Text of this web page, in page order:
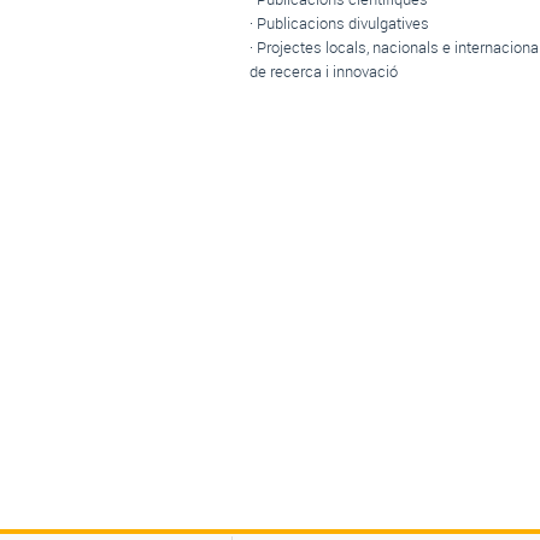
· Publicacions divulgatives
· Projectes locals, nacionals e
de recerca i innovació